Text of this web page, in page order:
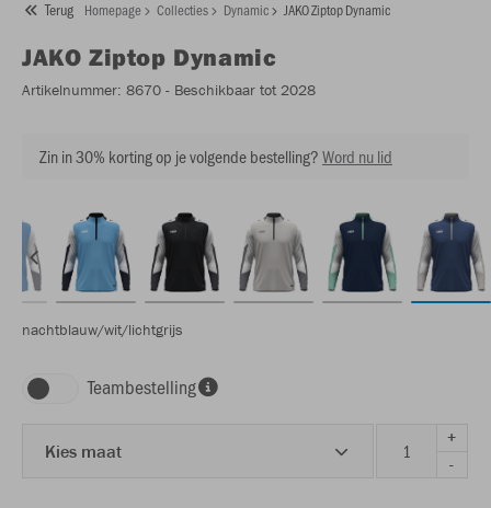
Terug Homepage Collecties Dynamic JAKO Ziptop Dynamic
JAKO Ziptop Dynamic
Artikelnummer: 8670 - Beschikbaar tot 2028
Zin in 30% korting op je volgende bestelling?Word nu lid
nachtblauw/wit/lichtgrijs
Teambestelling
Kies maat
+
-